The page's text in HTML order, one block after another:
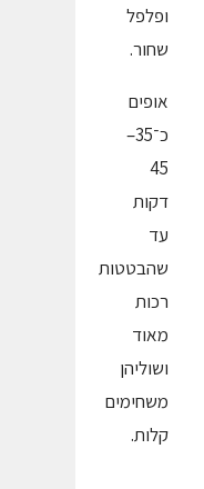
ופלפל
שחור.
אופים
כ־35–
45
דקות
עד
שהבטטות
רכות
מאוד
ושוליהן
משחימים
קלות.